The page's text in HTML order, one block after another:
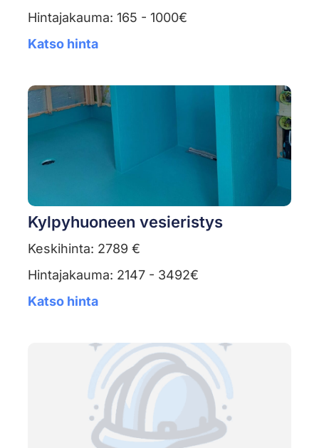
Hintajakauma: 165 - 1000€
Katso hinta
Kylpyhuoneen vesieristys
Keskihinta: 2789 €
Hintajakauma: 2147 - 3492€
Katso hinta